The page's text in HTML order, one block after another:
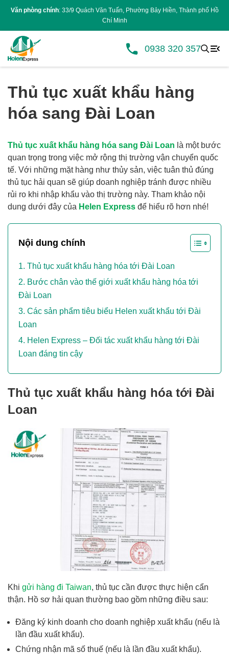
Văn phòng chính: 33/9 Quách Văn Tuấn, Phường Bảy Hiền, Thành phố Hồ
Chí Minh
0938 320 357
Thủ tục xuất khẩu hàng
hóa sang Đài Loan
Thủ tục xuất khẩu hàng hóa sang Đài Loan là một bước
quan trọng trong việc mở rộng thị trường vận chuyển quốc
tế. Với những mặt hàng như thủy sản, việc tuân thủ đúng
thủ tục hải quan sẽ giúp doanh nghiệp tránh được nhiều
rủi ro khi nhập khẩu vào thị trường này. Tham khảo nội
dung dưới đây của Helen Express để hiểu rõ hơn nhé!
Nội dung chính
Thủ tục xuất khẩu hàng hóa tới Đài Loan
Bước chân vào thế giới xuất khẩu hàng hóa tới
Đài Loan
Các sản phẩm tiêu biểu Helen xuất khẩu tới Đài
Loan
Helen Express – Đối tác xuất khẩu hàng tới Đài
Loan đáng tin cậy
Thủ tục xuất khẩu hàng hóa tới Đài
Loan
Khi gửi hàng đi Taiwan, thủ tục cần được thực hiện cẩn
thận. Hồ sơ hải quan thường bao gồm những điều sau:
Đăng ký kinh doanh cho doanh nghiệp xuất khẩu (nếu là
lần đầu xuất khẩu).
Chứng nhận mã số thuế (nếu là lần đầu xuất khẩu).